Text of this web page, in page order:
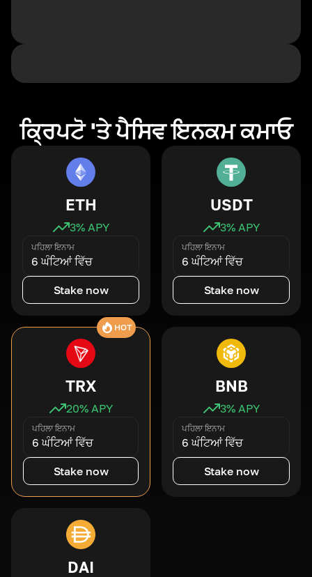
ਕ੍ਰਿਪਟੋ 'ਤੇ ਪੈਸਿਵ ਇਨਕਮ ਕਮਾਓ
ETH
3% APY
ਪਹਿਲਾ ਇਨਾਮ
6 ਘੰਟਿਆਂ ਵਿੱਚ
Stake now
USDT
3% APY
ਪਹਿਲਾ ਇਨਾਮ
6 ਘੰਟਿਆਂ ਵਿੱਚ
Stake now
HOT
TRX
20% APY
ਪਹਿਲਾ ਇਨਾਮ
6 ਘੰਟਿਆਂ ਵਿੱਚ
Stake now
BNB
3% APY
ਪਹਿਲਾ ਇਨਾਮ
6 ਘੰਟਿਆਂ ਵਿੱਚ
Stake now
DAI